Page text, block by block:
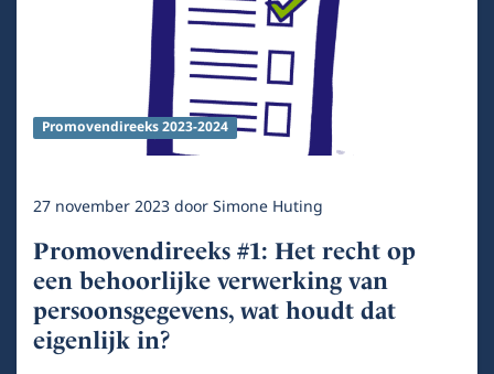
Promovendireeks 2023-2024
27 november 2023doorSimone Huting
Promovendireeks #1: Het recht op
een behoorlijke verwerking van
persoonsgegevens, wat houdt dat
eigenlijk in?